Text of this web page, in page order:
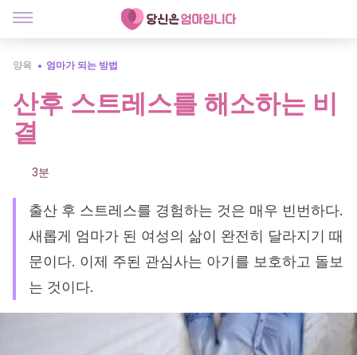
양육 엄마가 되는 방법
산후 스트레스를 해소하는 비
결
3분
출산 후 스트레스를 경험하는 것은 매우 빈번하다.
새롭게 엄마가 된 여성의 삶이 완전히 달라지기 때
문이다. 이제 주된 관심사는 아기를 보호하고 돌보
는 것이다.